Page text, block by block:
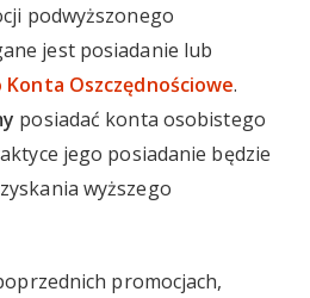
podwyższonego
jest posiadanie lub
Konta Oszczędnościowe.
posiadać konta osobistego
jego posiadanie będzie
wyższego
promocjach,